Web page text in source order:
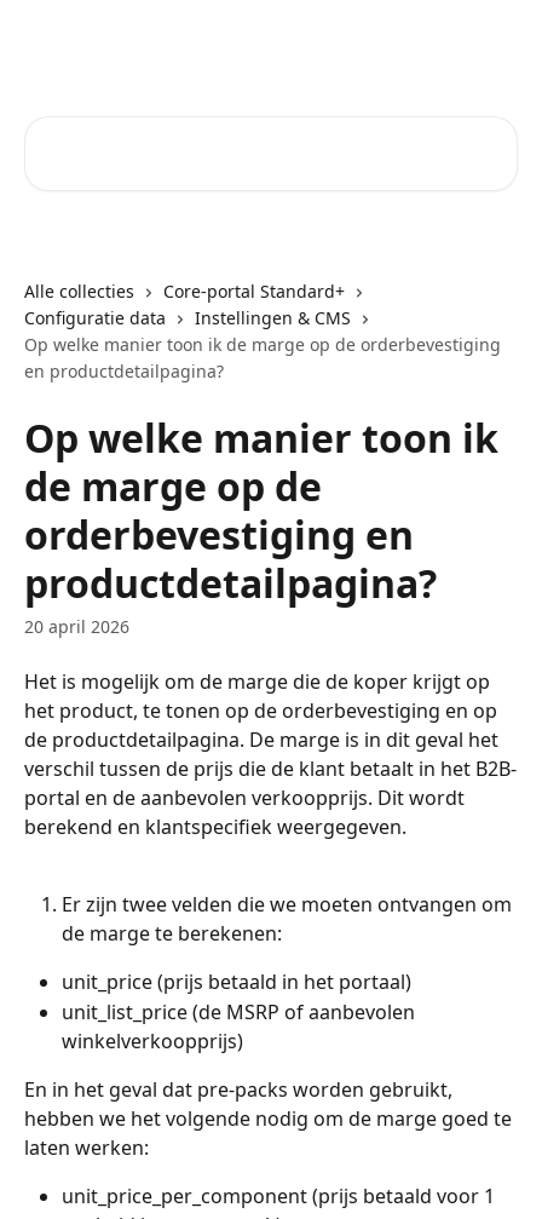
Alle collecties
Core-portal Standard+
Configuratie data
Instellingen & CMS
Op welke manier toon ik de marge op de orderbevestiging
en productdetailpagina?
Op welke manier toon ik
de marge op de
orderbevestiging en
productdetailpagina?
20 april 2026
Het is mogelijk om de marge die de koper krijgt op
het product, te tonen op de orderbevestiging en op
de productdetailpagina. De marge is in dit geval het
verschil tussen de prijs die de klant betaalt in het B2B-
portal en de aanbevolen verkoopprijs. Dit wordt
berekend en klantspecifiek weergegeven.
Er zijn twee velden die we moeten ontvangen om
de marge te berekenen:
unit_price (prijs betaald in het portaal)
unit_list_price (de MSRP of aanbevolen
winkelverkoopprijs)
En in het geval dat pre-packs worden gebruikt,
hebben we het volgende nodig om de marge goed te
laten werken:
unit_price_per_component (prijs betaald voor 1